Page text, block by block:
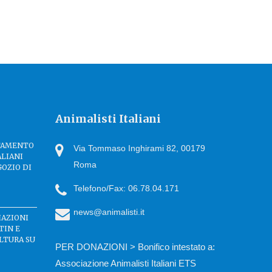
DI
E
SU
Animalisti Italiani
Via Tommaso Inghirami 82, 00179
Roma
Telefono/Fax: 06.78.04.171
news@animalisti.it
PER DONAZIONI > Bonifico intestato a:
Associazione Animalisti Italiani ETS